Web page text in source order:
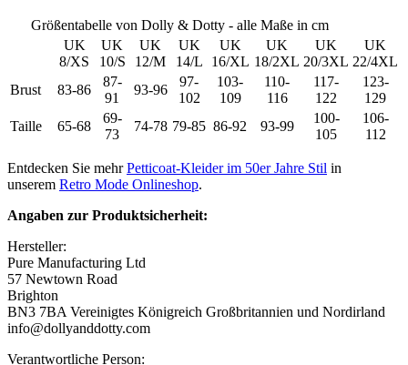
Größentabelle von Dolly & Dotty - alle Maße in cm
UK
8/XS
UK
10/S
UK
12/M
UK
14/L
UK
16/XL
UK
18/2XL
UK
20/3XL
UK
22/4XL
Brust
83-86
87-
91
93-96
97-
102
103-
109
110-
116
117-
122
123-
129
Taille
65-68
69-
73
74-78 79-85 86-92 93-99
100-
105
106-
112
Entdecken Sie mehrPetticoat-Kleider im 50er Jahre Stil in
unserem Retro Mode Onlineshop.
Angaben zur Produktsicherheit:
Hersteller:
Pure Manufacturing Ltd
57 Newtown Road
Brighton
BN3 7BA Vereinigtes Königreich Großbritannien und Nordirland
info@dollyanddotty.com
Verantwortliche Person: